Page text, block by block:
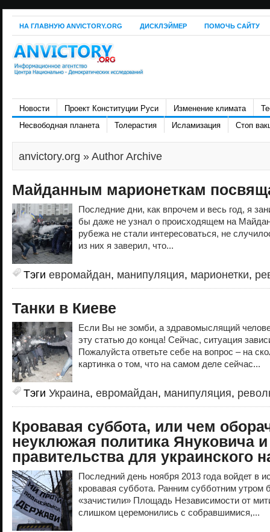
НА ГЛАВНУЮ ANVICTORY.ORG ДИСКЛЭЙМЕР ПОМОЧЬ САЙТУ
Новости Проект Конституции Руси Изменение климата
Несвободная планета
Толерастия Исламизация Стоп
anvictory.org » Author Archive
Майданным марионеткам
Последние дни, как впрочем и весь год, я
бы даже не узнал о происходящем на
рубежа не стали интересоваться, не
из них я заверил, что...
Тэги евромайдан, манипуляция, марионетки,
Танки в Киеве
Если Вы не зомби, а здравомыслящий
эту статью до конца! Сейчас, ситуация
Пожалуйста ответьте себе на вопрос – на
картинка о том, что на самом деле сейчас...
Тэги Украина, евромайдан, манипуляция,
Кровавая суббота, или чем
неуклюжая политика Януковича и
правительства для украинского
Последний день ноября 2013 года войдет в
кровавая суббота. Ранним субботним утром
«зачистили» Площадь Независимости от
слишком церемонились с собравшимися,...